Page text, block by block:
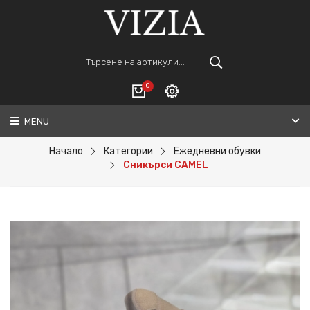
0
ВАШАТА КОЛИЧКА Е ПРАЗНА.
ПОРЪЧАЙ
Регистрация
MENU
Начало Категории
Ежедневни обувки
Сникърси CAMEL